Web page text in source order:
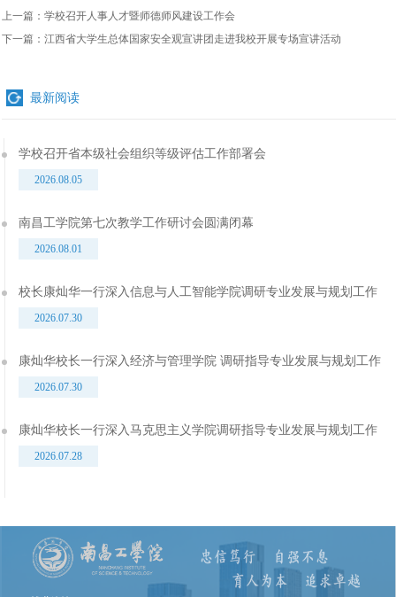
上一篇： 学校召开人事人才暨师德师风建设工作会
下一篇： 江西省大学生总体国家安全观宣讲团走进我校开展专场宣讲活动
最新阅读
学校召开省本级社会组织等级评估工作部署会
2026.08.05
南昌工学院第七次教学工作研讨会圆满闭幕
2026.08.01
校长康灿华一行深入信息与人工智能学院调研专业发展与规划工作
2026.07.30
康灿华校长一行深入经济与管理学院 调研指导专业发展与规划工作
2026.07.30
康灿华校长一行深入马克思主义学院调研指导专业发展与规划工作
2026.07.28